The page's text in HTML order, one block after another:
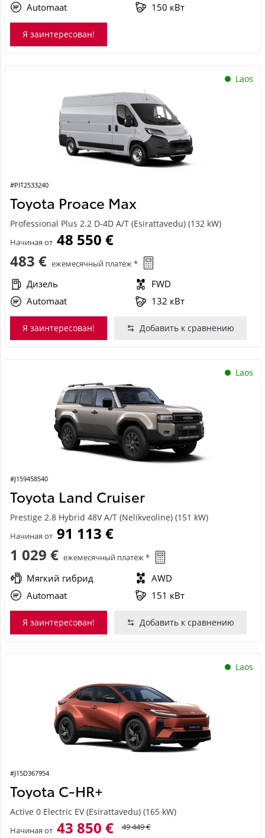
Automaat
150 кВт
Я заинтересован!
Laos
#PIT2533240
Toyota Proace Max
Professional Plus 2.2 D-4D A/T (Esirattavedu) (132 kW)
Начиная от 48 550 €
483 € ежемесячный платёж *
Дизель
FWD
Automaat
132 кВт
Я заинтересован! Добавить к сравнению
Laos
#J159458540
Toyota Land Cruiser
Prestige 2.8 Hybrid 48V A/T (Nelikveoline) (151 kW)
Начиная от 91 113 €
1 029 € ежемесячный платёж *
Мягкий гибрид
AWD
Automaat
151 кВт
Я заинтересован! Добавить к сравнению
Laos
#J15D367954
Toyota C-HR+
Active 0 Electric EV (Esirattavedu) (165 kW)
Начиная от 43 850 € 49 449 €